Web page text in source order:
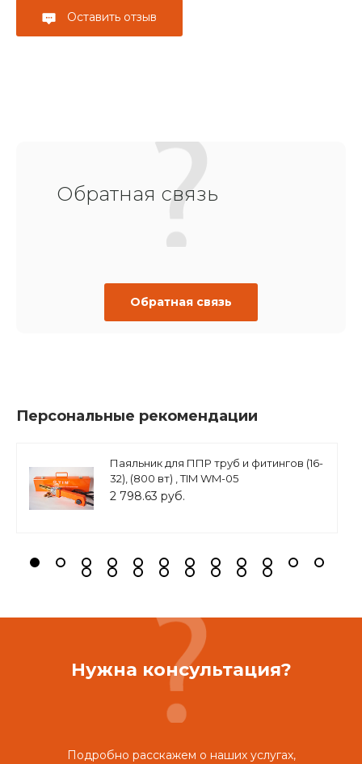
Оставить отзыв
Обратная связь
Обратная связь
Персональные рекомендации
Паяльник для ППР труб и фитингов (16-
32), (800 вт) , TIM WM-05
2 798.63 руб.
Нужна консультация?
Подробно расскажем о наших услугах,